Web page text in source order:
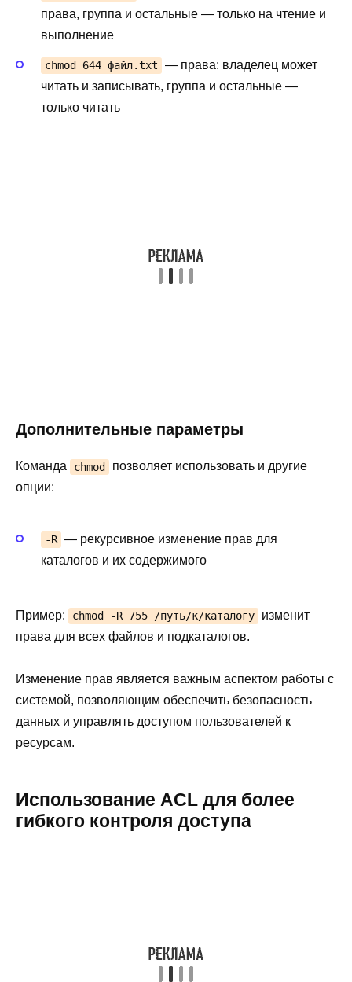
права, группа и остальные — только на чтение и
выполнение
chmod 644 файл.txt
— права: владелец может
читать и записывать, группа и остальные —
только читать
Дополнительные параметры
Команда chmod
позволяет использовать и другие
опции:
-R — рекурсивное изменение прав для
каталогов и их содержимого
Пример: chmod -R 755 /путь/к/каталогу
изменит
права для всех файлов и подкаталогов.
Изменение прав является важным аспектом работы с
системой, позволяющим обеспечить безопасность
данных и управлять доступом пользователей к
ресурсам.
Использование ACL для более
гибкого контроля доступа